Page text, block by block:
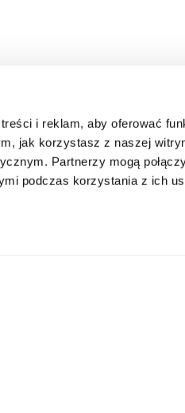
i reklam, aby oferować
jak korzystasz z naszej
Partnerzy mogą
podczas korzystania z ich